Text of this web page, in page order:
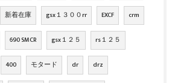
新着在庫 gsx１３００rr EXCF crm
690 SMCR gsx１２５ rs１２５
400 モタード dr drz